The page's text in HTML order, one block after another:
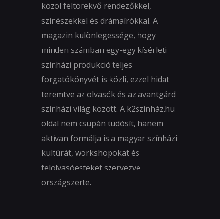
közöl feltörekvő rendezőkkel,
színészekkel és drámaírókkal. A
magazin különlegessége, hogy
minden számban egy-egy kísérleti
színházi produkció teljes
forgatókönyvét is közli, ezzel hidat
teremtve az olvasók és az avantgárd
színházi világ között. A k2színház.hu
oldal nem csupán tudósít, hanem
aktívan formálja is a magyar színházi
kultúrát, workshopokat és
felolvasóesteket szervezve
országszerte.